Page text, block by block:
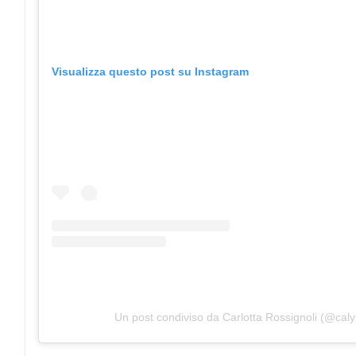
Visualizza questo post su Instagram
Un post condiviso da Carlotta Rossignoli